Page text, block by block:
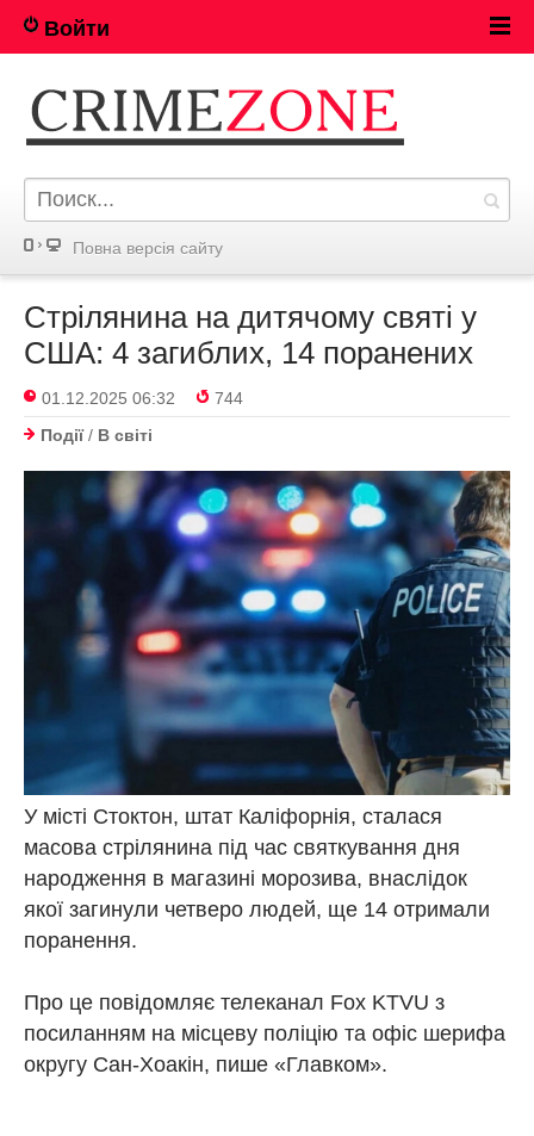
Войти
Повна версія сайту
Стрілянина на дитячому святі у
США: 4 загиблих, 14 поранених
01.12.2025 06:32
744
Події/ В світі
У місті Стоктон, штат Каліфорнія, сталася
масова стрілянина під час святкування дня
народження в магазині морозива, внаслідок
якої загинули четверо людей, ще 14 отримали
поранення.
Про це повідомляє телеканал Fox KTVU з
посиланням на місцеву поліцію та офіс шерифа
округу Сан-Хоакін, пише «Главком».